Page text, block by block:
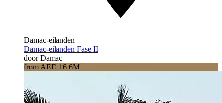
Damac-eilanden
Damac-eilanden Fase II
door Damac
from AED 16.6M